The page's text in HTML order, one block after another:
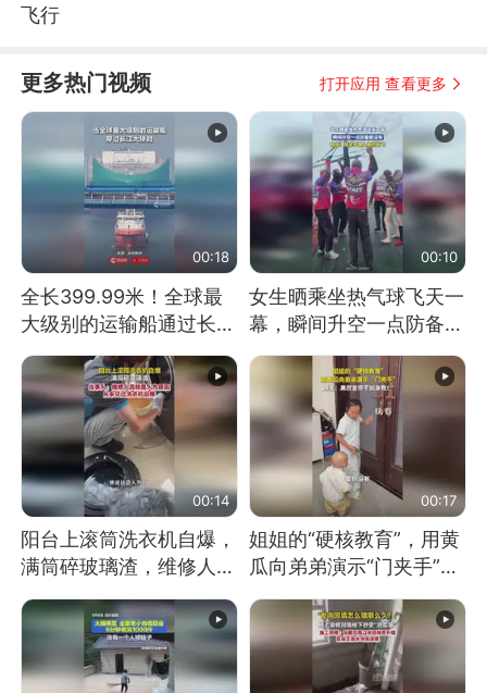
飞行
更多热门视频 打开应用 查看更多
00:18
全长399.99米！全球最
大级别的运输船通过长江
大桥这一幕，太震撼了！
00:10
女生晒乘坐热气球飞天一
幕，瞬间升空一点防备都
没有
00:14
阳台上滚筒洗衣机自爆，
满筒碎玻璃渣，维修人员
称是人为原因，从未见过
洗衣机自爆
00:17
姐姐的“硬核教育”，用黄
瓜向弟弟演示“门夹手”，
网友：果然言传不如身
教！